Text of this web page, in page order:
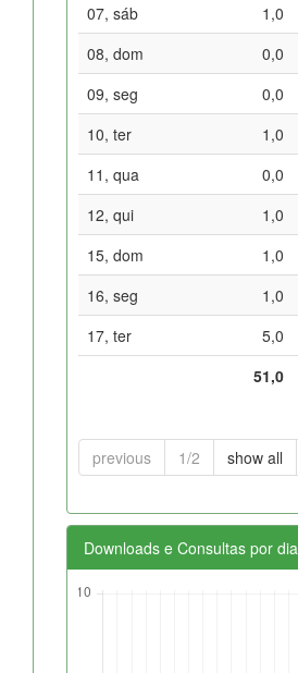
07, sáb
1,0
08, dom
0,0
09, seg
0,0
10, ter
1,0
11, qua
0,0
12, qui
1,0
15, dom
1,0
16, seg
1,0
17, ter
5,0
51,0
previous 1/2 show all
Downloads e Consultas por dia